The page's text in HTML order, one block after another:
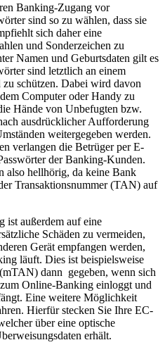
Banking-Zugang vor
sind so zu wählen, dass sie
sich daher eine
und Sonderzeichen zu
Namen und Geburtsdaten gilt es
sind letztlich an einem
schützen. Dabei wird davon
Computer oder Handy zu
Hände von Unbefugten bzw.
ausdrücklicher Aufforderung
weitergegeben werden.
verlangen die Betrüger per E-
der Banking-Kunden.
also hellhörig, da keine Bank
Transaktionsnummer (TAN) auf
ist außerdem auf eine
Schäden zu vermeiden,
Gerät empfangen werden,
läuft. Dies ist beispielsweise
dann gegeben, wenn sich
Online-Banking einloggt und
Eine weitere Möglichkeit
Hierfür stecken Sie Ihre EC-
über eine optische
erhält.